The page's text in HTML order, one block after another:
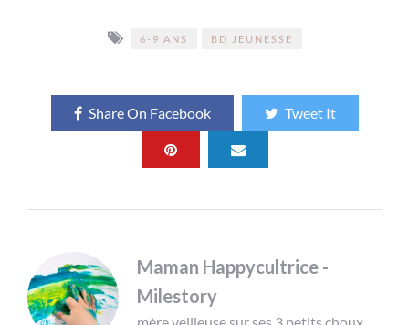
6-9 ANS BD JEUNESSE
Share On Facebook Tweet It
Maman Happycultrice -
Milestory